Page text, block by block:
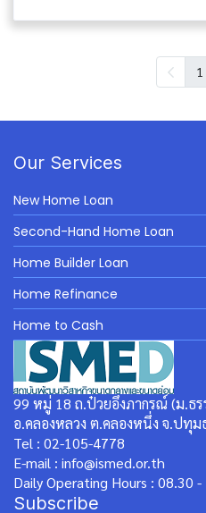
1
Our Services
New Home Loan
Second-Hand Home Loan
Home Builder Loan
Home Refinance
Home to Cash
99 หมู่ 18 ถ.ป๋วยอึ๊งภากรณ์ (ม.ธ
อ.คลองหลวง ต.คลองหนึ่ง จ.ปทุ
Tel : 02-105-4778
E-mail : info@ismed.or.th
Daily Operating Hours : 08.30 -
Subscribe